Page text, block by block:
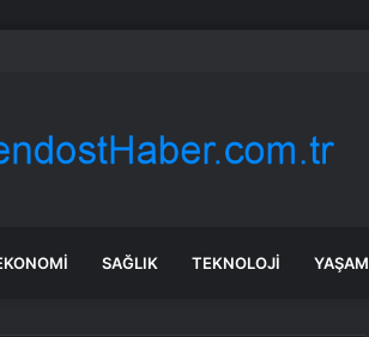
SAĞLIK TEKNOLOJI YAŞAM